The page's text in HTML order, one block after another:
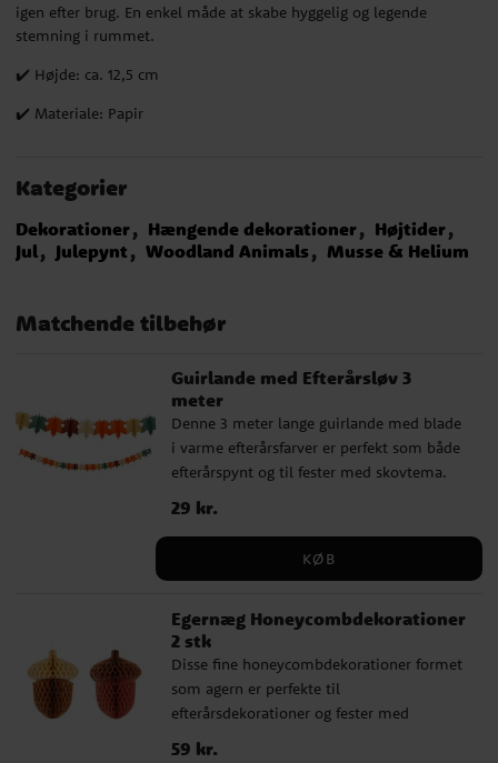
igen efter brug. En enkel måde at skabe hyggelig og legende
stemning i rummet.
✔️ Højde: ca. 12,5 cm
✔️ Materiale: Papir
Kategorier
Dekorationer Hængende dekorationer
Højtider
Jul
Julepynt Woodland Animals Musse & Helium
Matchende tilbehør
Guirlande med Efterårsløv 3
meter
Denne 3 meter lange guirlande med blade
i varme efterårsfarver er perfekt som både
efterårspynt og til fester med skovtema.
Den gør sig flot hængende langs et bord,
på væggen eller i et vindue. ✔️ Længde:
Pris:29 kr.
29 kr.
KØB
Egernæg Honeycombdekorationer
2 stk
Disse fine honeycombdekorationer formet
som agern er perfekte til
efterårsdekorationer og fester med
Pris:59 kr.
59 kr.